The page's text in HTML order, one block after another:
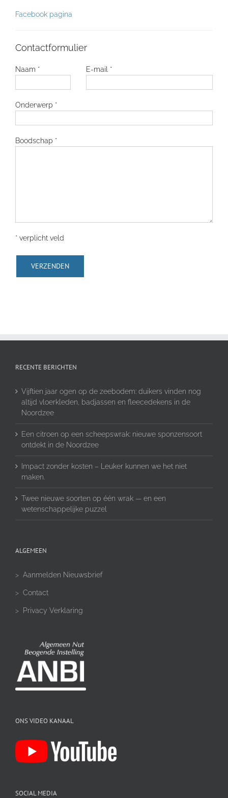
Facebook pagina
Contactformulier
Naam * E-mail *
Onderwerp *
Boodschap *
* verplicht veld
RECENTE BERICHTEN
Vijftien jaar ogen op de zeebodem: duikers vinden nog
altijd vloerkleden, badjassen en fleecedekens in de
Noordzee
Een citroen op een scheepswrak: nieuwe sponzensoort
ontdekt in de Noordzee
Impact zonder kosten – Leuker kunnen we het niet
maken.
Twee nieuwe soorten op één wrak — en een
wetenschappelijke puzzel
ALGEMEEN
> Aanmelden Nieuwsbrief
> Contact
> Privacy Verklaring
ONS VIDEO KANAAL
SOCIAL MEDIA